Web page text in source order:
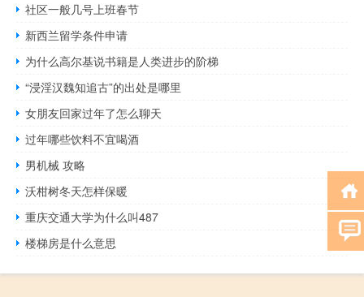
社区一般几号上班春节
新西兰留学条件申请
为什么高尔基说书籍是人类进步的阶梯
“浸淫汉魏知追古”的出处是哪里
女朋友回家过年了怎么聊天
过年哪些饮料不宜喝酒
男机械 攻略
沃柑树冬天怎样保暖
重庆交通大学为什么叫487
楼梯房是什么意思